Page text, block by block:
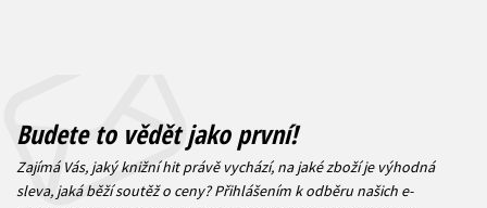
Budete to vědět jako první!
Zajímá Vás, jaký knižní hit právě vychází, na jaké zboží je výhodná
sleva, jaká běží soutěž o ceny? Přihlášením k odběru našich e-